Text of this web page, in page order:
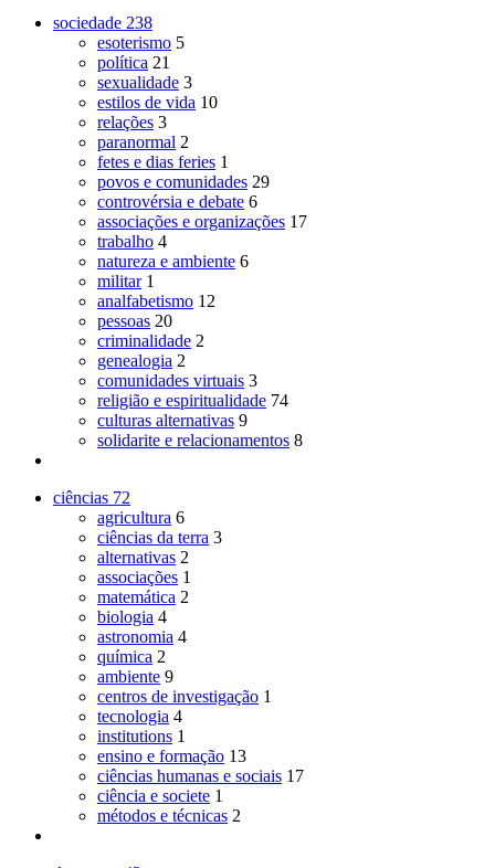
sociedade 238
esoterismo 5
política 21
sexualidade 3
estilos de vida 10
relações 3
paranormal 2
fetes e dias feries 1
povos e comunidades 29
controvérsia e debate 6
associações e organizações 17
trabalho 4
natureza e ambiente 6
militar 1
analfabetismo 12
pessoas 20
criminalidade 2
genealogia 2
comunidades virtuais 3
religião e espiritualidade 74
culturas alternativas 9
solidarite e relacionamentos 8
ciências 72
agricultura 6
ciências da terra 3
alternativas 2
associações 1
matemática 2
biologia 4
astronomia 4
química 2
ambiente 9
centros de investigação 1
tecnologia 4
institutions 1
ensino e formação 13
ciências humanas e sociais 17
ciência e societe 1
métodos e técnicas 2